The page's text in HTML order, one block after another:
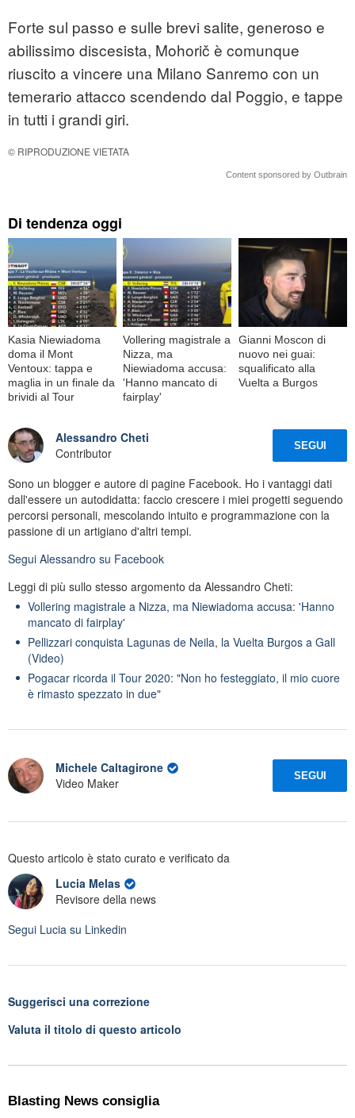
Forte sul passo e sulle brevi salite, generoso e
abilissimo discesista, Mohorič è comunque
riuscito a vincere una Milano Sanremo con un
temerario attacco scendendo dal Poggio, e tappe
in tutti i grandi giri.
© RIPRODUZIONE VIETATA
Content sponsored by Outbrain
Di tendenza oggi
Kasia Niewiadoma
doma il Mont
Ventoux: tappa e
maglia in un finale da
brividi al Tour
Vollering magistrale a
Nizza, ma
Niewiadoma accusa:
'Hanno mancato di
fairplay'
Gianni Moscon di
nuovo nei guai:
squalificato alla
Vuelta a Burgos
Alessandro Cheti
Contributor
SEGUI
Sono un blogger e autore di pagine Facebook. Ho i vantaggi dati
dall'essere un autodidatta: faccio crescere i miei progetti seguendo
percorsi personali, mescolando intuito e programmazione con la
passione di un artigiano d'altri tempi.
Segui Alessandro su Facebook
Leggi di più sullo stesso argomento da Alessandro Cheti:
Vollering magistrale a Nizza, ma Niewiadoma accusa: 'Hanno
mancato di fairplay'
Pellizzari conquista Lagunas de Neila, la Vuelta Burgos a Gall
(Video)
Pogacar ricorda il Tour 2020: "Non ho festeggiato, il mio cuore
è rimasto spezzato in due"
Michele Caltagirone
Video Maker
SEGUI
Questo articolo è stato curato e verificato da
Lucia Melas
Revisore della news
Segui Lucia su Linkedin
Suggerisci una correzione
Valuta il titolo di questo articolo
Blasting News consiglia